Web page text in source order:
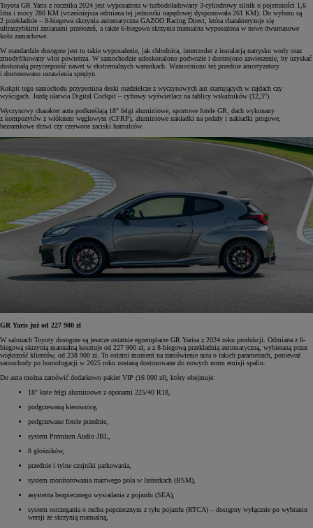
Toyota GR Yaris z rocznika 2024 jest wyposażona w turbodoładowany 3-cylindrowy silnik o pojemności 1,6
litra i mocy 280 KM (wcześniejsza odmiana tej jednostki napędowej dysponowała 261 KM). Do wyboru są
2 przekładnie – 8-biegowa skrzynia automatyczna GAZOO Racing Direct, która charakteryzuje się
ultraszybkimi zmianami przełożeń, a także 6-biegowa skrzynia manualna wyposażona w nowe dwumasowe
koło zamachowe.
W standardzie dostępne jest tu takie wyposażenie, jak chłodnica, intercooler z instalacją natrysku wody oraz
zmodyfikowany wlot powietrza. W samochodzie udoskonalono podwozie i dostrojono zawieszenie, by uzyskać
doskonałą przyczepność nawet w ekstremalnych warunkach. Wzmocniono też przednie amortyzatory
i dostosowano ustawienia sprężyn.
Kokpit tego samochodu przypomina deski rozdzielcze z wyczynowych aut startujących w rajdach czy
wyścigach. Jazdę ułatwia Digital Cockpit – cyfrowy wyświetlacz na tablicy wskaźników (12,3").
Wyczynowy charakter auta podkreślają 18" felgi aluminiowe, sportowe fotele GR, dach wykonany
z kompozytów z włóknem węglowym (CFRP), aluminiowe nakładki na pedały i nakładki progowe,
bezramkowe drzwi czy czerwone zaciski hamulców.
GR Yaris już od 227 900 zł
W salonach Toyoty dostępne są jeszcze ostatnie egzemplarze GR Yarisa z 2024 roku produkcji. Odmiana z 6-
biegową skrzynią manualną kosztuje od 227 900 zł, a z 8-biegową przekładnią automatyczną, wybieraną przez
większość klientów, od 238 900 zł. To ostatni moment na zamówienie auta o takich parametrach, ponieważ
samochody po homologacji w 2025 roku zostaną dostosowane do nowych norm emisji spalin.
Do auta można zamówić dodatkowo pakiet VIP (16 000 zł), który obejmuje:
18" kute felgi aluminiowe z oponami 225/40 R18,
podgrzewaną kierownicę,
podgrzewane fotele przednie,
system Premium Audio JBL,
8 głośników,
przednie i tylne czujniki parkowania,
system monitorowania martwego pola w lusterkach (BSM),
asystenta bezpiecznego wysiadania z pojazdu (SEA),
system ostrzegania o ruchu poprzecznym z tyłu pojazdu (RTCA) – dostępny wyłącznie po wybraniu
wersji ze skrzynią manualną,